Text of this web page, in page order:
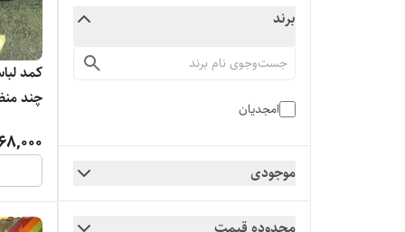
برند
امجدیان
موجودی
کمد
چند